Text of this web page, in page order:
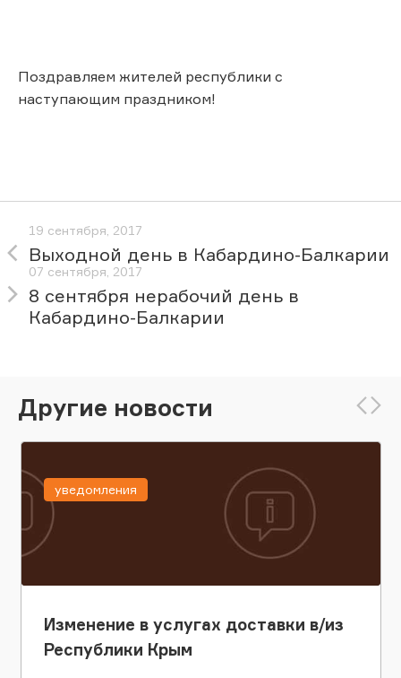
Поздравляем жителей республики с
наступающим праздником!
19 сентября, 2017
Выходной день в Кабардино-Балкарии
07 сентября, 2017
8 сентября нерабочий день в
Кабардино-Балкарии
Другие новости
Изменение в услугах доставки в/из
Республики Крым
уведомления